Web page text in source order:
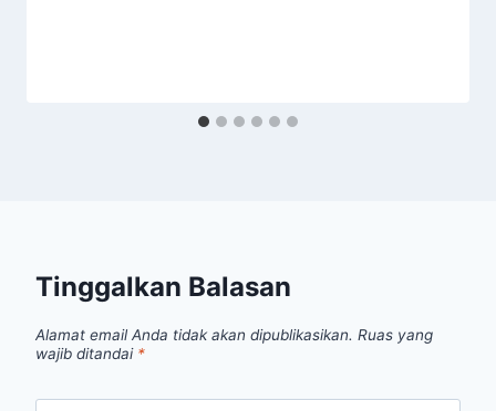
Tinggalkan Balasan
Alamat email Anda tidak akan dipublikasikan. Ruas yang
wajib ditandai *